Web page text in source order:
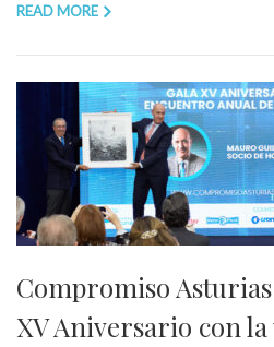
READ MORE
Compromiso
XV Aniversario con la